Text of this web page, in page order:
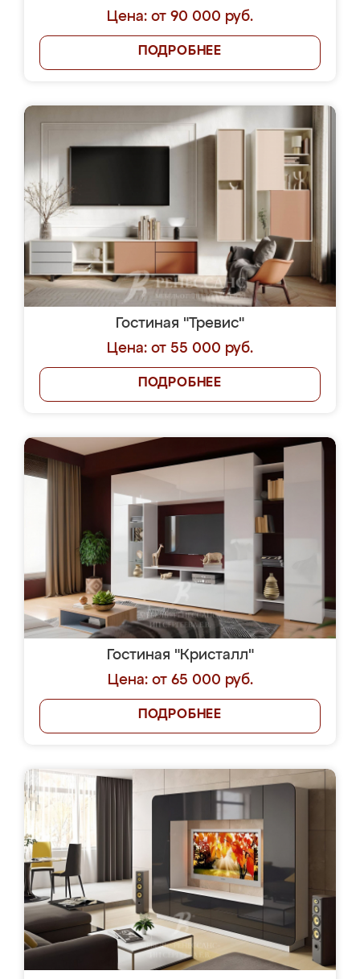
Цена: от 90 000 руб.
ПОДРОБНЕЕ
Гостиная "Тревис"
Цена: от 55 000 руб.
ПОДРОБНЕЕ
Гостиная "Кристалл"
Цена: от 65 000 руб.
ПОДРОБНЕЕ